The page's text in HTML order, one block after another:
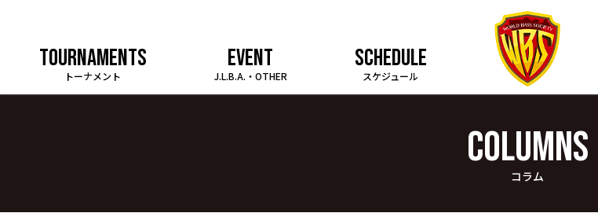
TOURNAMENTS
トーナメント
EVENT
J.L.B.A.・OTHER
SCHEDULE
スケジュール
COLUMNS
コラム